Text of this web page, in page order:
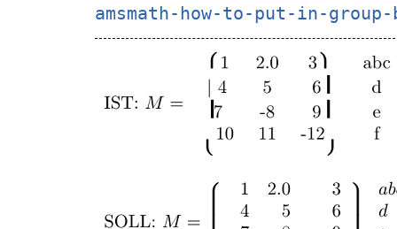
amsmath-how-to-put-in-